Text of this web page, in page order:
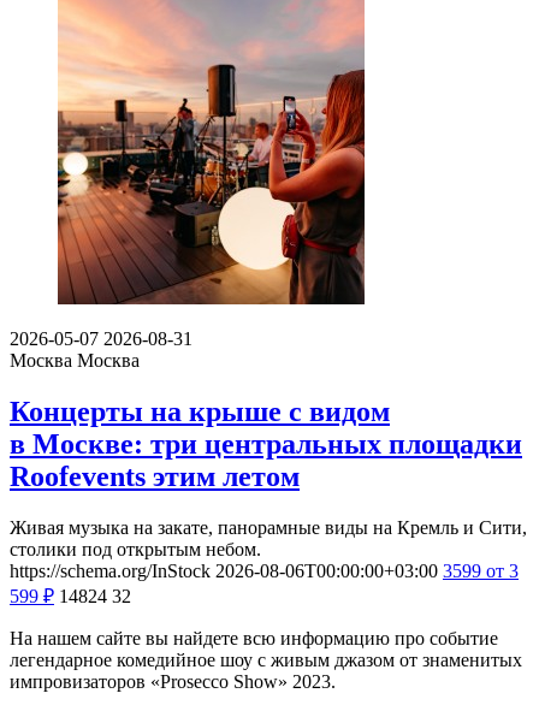
2026-05-07 2026-08-31
Москва Москва
Концерты на крыше с видом
в Москве: три центральных площадки
Roofevents этим летом
Живая музыка на закате, панорамные виды на Кремль и Сити,
столики под открытым небом.
https://schema.org/InStock 2026-08-06T00:00:00+03:00 3599 от 3
599 ₽ 14824 32
На нашем сайте вы найдете всю информацию про событие
легендарное комедийное шоу с живым джазом от знаменитых
импровизаторов «Prosecco Show» 2023.